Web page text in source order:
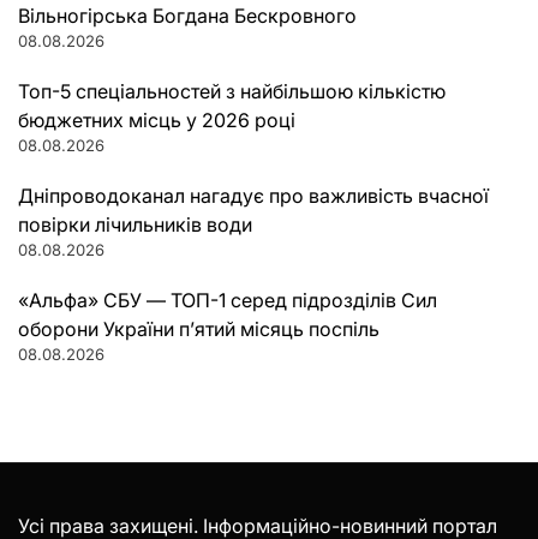
Вільногірська Богдана Бескровного
08.08.2026
Топ-5 спеціальностей з найбільшою кількістю
бюджетних місць у 2026 році
08.08.2026
Дніпроводоканал нагадує про важливість вчасної
повірки лічильників води
08.08.2026
«Альфа» СБУ — ТОП-1 серед підрозділів Сил
оборони України п’ятий місяць поспіль
08.08.2026
Усі права захищені. Інформаційно-новинний портал